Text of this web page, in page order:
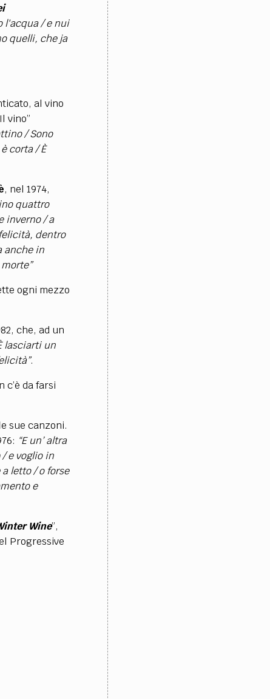
l'acqua/e nui
quelli, che ja
al vino
vino”
/ Sono
corta / È
, nel 1974,
quattro
inverno / a
dentro
anche in
ogni mezzo
che, ad un
lasciarti un
.
da farsi
sue canzoni.
“E un’ altra
e voglio in
letto / o forse
e
Wine”,
Progressive